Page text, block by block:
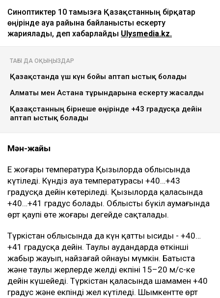
Синоптиктер 10 тамызға Қазақстанның бірқатар
өңірінде ауа райына байланысты ескерту
жариялады, деп хабарлайды Ulysmedia.kz.
ТАҒЫ ДА ОҚЫҢЫЗДАР
Қазақстанда үш күн бойы аптап ыстық болады
Алматы мен Астана тұрғындарына ескерту жасалды
Қазақстанның бірнеше өңірінде +43 градусқа дейін
аптап ыстық болады
Мән-жайы
Ең жоғары температура Қызылорда облысында
күтіледі. Күндіз ауа температурасы +40…+43
градусқа дейін көтеріледі. Қызылорда қаласында
+40…+41 градус болады. Облыстың бүкіл аумағында
өрт қаупі өте жоғары деңгейде сақталады.
Түркістан облысында да күн қатты ысиды - +40…
+41 градусқа дейін. Таулы аудандарда өткінші
жаңбыр жауып, найзағай ойнауы мүмкін. Батыста
және таулы жерлерде желдің екпіні 15–20 м/с-ке
дейін күшейеді. Түркістан қаласында шамамен +40
градус және екпінді жел күтіледі. Шымкентте өрт